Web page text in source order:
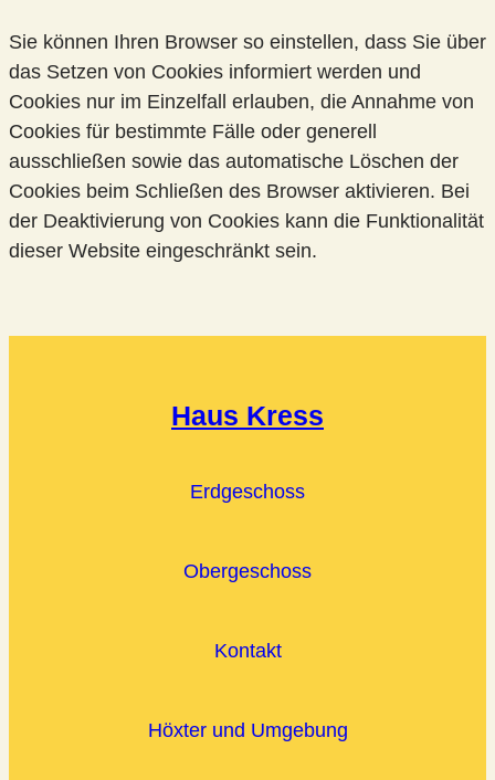
Sie können Ihren Browser so einstellen, dass Sie über
das Setzen von Cookies informiert werden und
Cookies nur im Einzelfall erlauben, die Annahme von
Cookies für bestimmte Fälle oder generell
ausschließen sowie das automatische Löschen der
Cookies beim Schließen des Browser aktivieren. Bei
der Deaktivierung von Cookies kann die Funktionalität
dieser Website eingeschränkt sein.
Haus Kress
Erdgeschoss
Obergeschoss
Kontakt
Höxter und Umgebung